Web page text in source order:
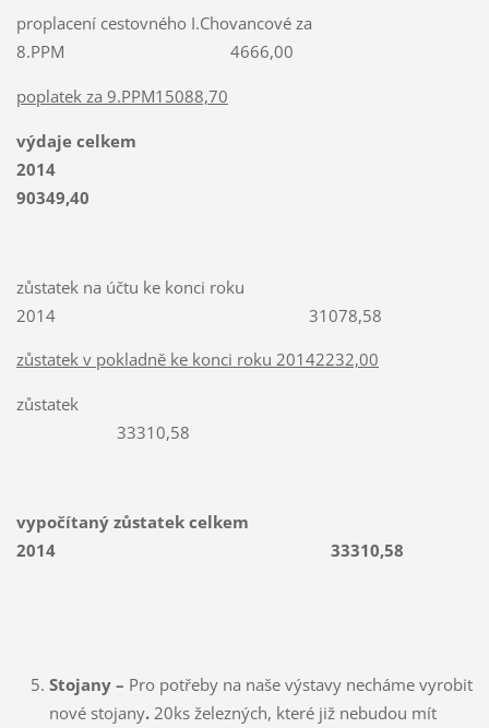
proplacení cestovného I.Chovancové za
8.PPM 4666,00
poplatek za 9.PPM15088,70
výdaje celkem
2014
90349,40
zůstatek na účtu ke konci roku
2014 31078,58
zůstatek v pokladně ke konci roku 20142232,00
zůstatek
33310,58
vypočítaný zůstatek celkem
2014
33310,58
Stojany – Pro potřeby na naše výstavy necháme vyrobit
nové stojany. 20ks železných, které již nebudou mít